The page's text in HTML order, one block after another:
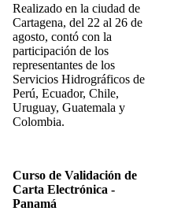
Realizado en la ciudad de
Cartagena, del 22 al 26 de
agosto, contó con la
participación de los
representantes de los
Servicios Hidrográficos de
Perú, Ecuador, Chile,
Uruguay, Guatemala y
Colombia.
Curso de Validación de
Carta Electrónica -
Panamá